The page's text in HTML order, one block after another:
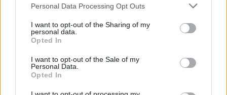
Personal Data Processing Opt Outs
I want to opt-out of the Sharing of my
personal data.
Opted In
I want to opt-out of the Sale of my
Personal Data.
Opted In
meg az Országos Paralimpiai Bizottság elnökének.
Románia első paralimpiai bajnoka a Székely Sportnak
érintő legsürgetőbb teendőkről, terveiről.